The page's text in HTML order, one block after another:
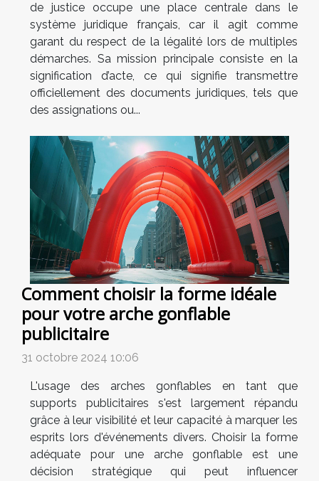
de justice occupe une place centrale dans le
système juridique français, car il agit comme
garant du respect de la légalité lors de multiples
démarches. Sa mission principale consiste en la
signification d’acte, ce qui signifie transmettre
officiellement des documents juridiques, tels que
des assignations ou...
Comment choisir la forme idéale
pour votre arche gonflable
publicitaire
31 octobre 2024 10:06
L'usage des arches gonflables en tant que
supports publicitaires s'est largement répandu
grâce à leur visibilité et leur capacité à marquer les
esprits lors d'événements divers. Choisir la forme
adéquate pour une arche gonflable est une
décision stratégique qui peut influencer